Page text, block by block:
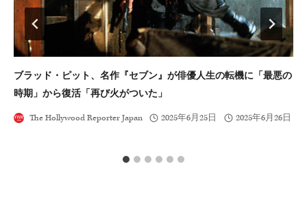
ブラッド・ピット、名作『セブン』が俳優人生の転機に「最悪の
時期」から復活「再び火がついた」
The Hollywood Reporter Japan 2025年6月25日 2025年6月26日